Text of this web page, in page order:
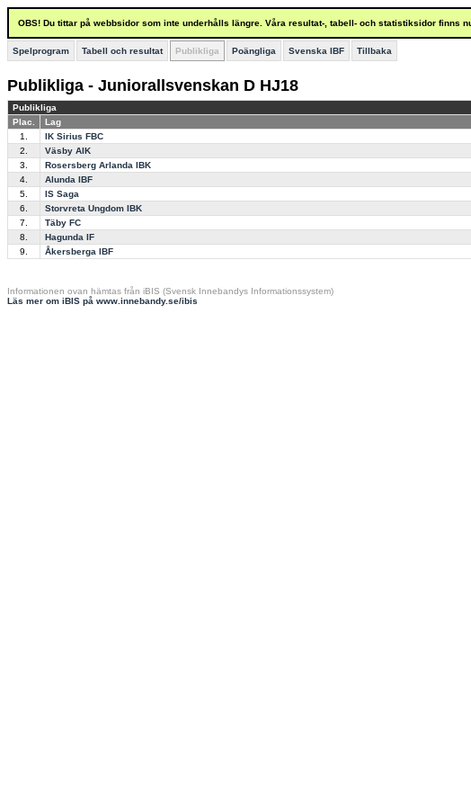
OBS! Du tittar på webbsidor som inte underhålls längre. Våra resultat-, tabell- och statistiksidor finns
Spelprogram Tabell och resultat Publikliga Poängliga Svenska IBF Tillbaka
Publikliga - Juniorallsvenskan D HJ18
Publikliga
Plac.
Lag
1.
IK Sirius FBC
2.
Väsby AIK
3.
Rosersberg Arlanda IBK
4.
Alunda IBF
5.
IS Saga
6.
Storvreta Ungdom IBK
7.
Täby FC
8.
Hagunda IF
9.
Åkersberga IBF
Informationen ovan hämtas från iBIS (Svensk Innebandys Informationssystem)
Läs mer om iBIS på www.innebandy.se/ibis